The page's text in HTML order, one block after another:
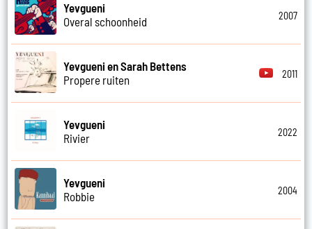
Yevgueni
Overal schoonheid
2007
Yevgueni en Sarah Bettens
Propere ruiten
2011
Yevgueni
Rivier
2022
Yevgueni
Robbie
2004